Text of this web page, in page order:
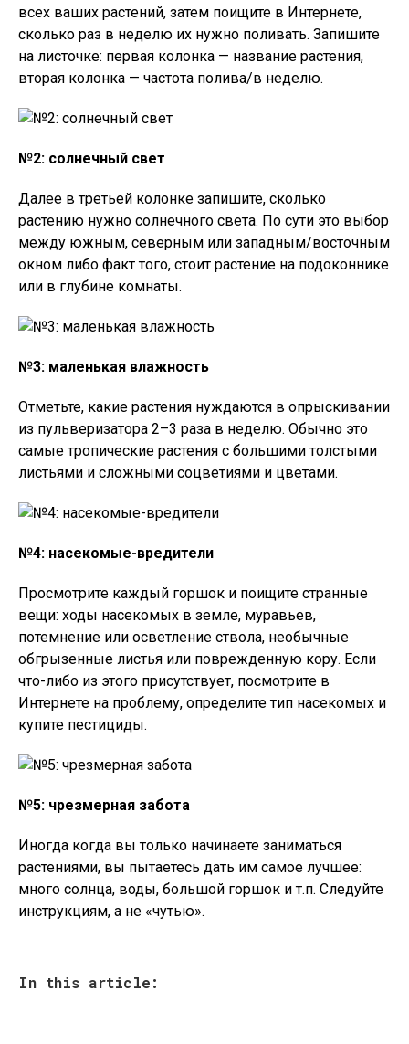
всех ваших растений, затем поищите в Интернете,
сколько раз в неделю их нужно поливать. Запишите
на листочке: первая колонка — название растения,
вторая колонка — частота полива/в неделю.
№2: солнечный свет
Далее в третьей колонке запишите, сколько
растению нужно солнечного света. По сути это выбор
между южным, северным или западным/восточным
окном либо факт того, стоит растение на подоконнике
или в глубине комнаты.
№3: маленькая влажность
Отметьте, какие растения нуждаются в опрыскивании
из пульверизатора 2–3 раза в неделю. Обычно это
самые тропические растения с большими толстыми
листьями и сложными соцветиями и цветами.
№4: насекомые-вредители
Просмотрите каждый горшок и поищите странные
вещи: ходы насекомых в земле, муравьев,
потемнение или осветление ствола, необычные
обгрызенные листья или поврежденную кору. Если
что-либо из этого присутствует, посмотрите в
Интернете на проблему, определите тип насекомых и
купите пестициды.
№5: чрезмерная забота
Иногда когда вы только начинаете заниматься
растениями, вы пытаетесь дать им самое лучшее:
много солнца, воды, большой горшок и т.п. Следуйте
инструкциям, а не «чутью».
In this article: